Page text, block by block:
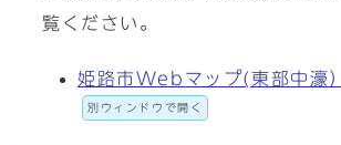
覧ください。
姫路市Webマップ(東部中濠）
別ウィンドウで開く